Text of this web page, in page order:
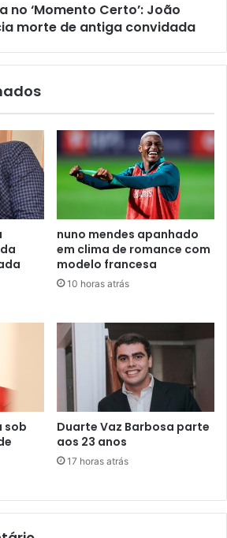
no ‘Momento Certo’: João
morte de antiga convidada
nuno mendes apanhado
em clima de romance com
modelo francesa
10 horas atrás
sob
Duarte Vaz Barbosa parte
aos 23 anos
17 horas atrás